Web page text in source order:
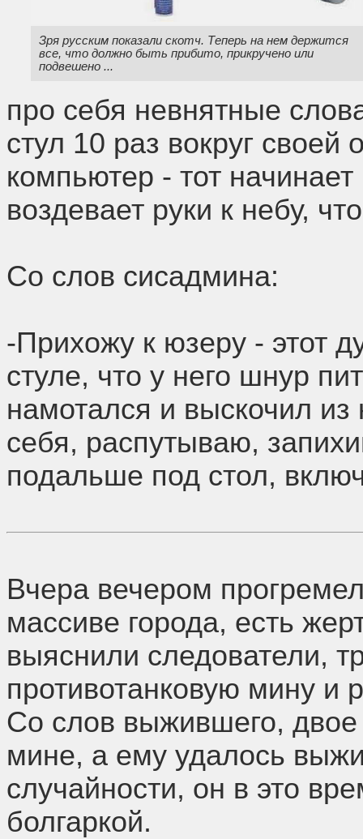
Зря русским показали скотч. Теперь на нем держится
все, что должно быть прибито, прикручено или
подвешено ...
про себя невнятные
стул 10 раз вокруг своей
компьютер - тот
воздевает руки к небу,
Со слов сисадмина:
-Прихожу к юзеру - этот
стуле, что у него шнур
намотался и выскочил
себя, распутываю,
подальше под стол,
Вчера вечером
массиве города, есть
выяснили следователи,
противотанковую мину и
Со слов выжившего,
мине, а ему удалось
случайности, он в это
болгаркой.